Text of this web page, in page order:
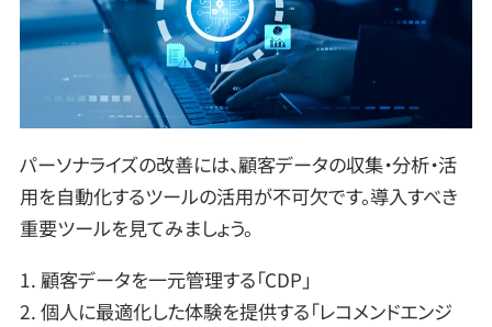
パーソナライズの改善には、顧客データの収集・分析・活
用を自動化するツールの活用が不可欠です。導入すべき
重要ツールを見てみましょう。
1. 顧客データを一元管理する「CDP」
2. 個人に最適化した体験を提供する「レコメンドエンジ